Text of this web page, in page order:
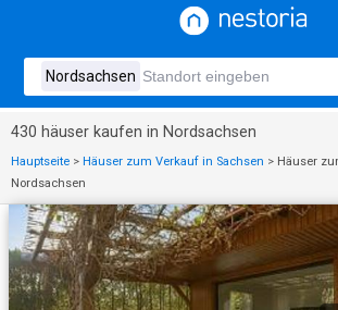
430 häuser kaufen in Nordsachsen
Hauptseite > Häuser zum Verkauf in Sachsen > Häuser
Nordsachsen